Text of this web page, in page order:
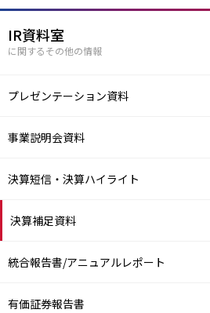
IR資料室
に関するその他の情報
プレゼンテーション資料
事業説明会資料
決算短信・決算ハイライト
決算補足資料
統合報告書/アニュアルレポート
有価証券報告書